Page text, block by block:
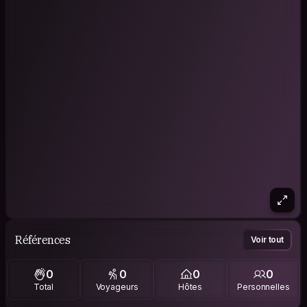
Références Voir tout
0
Total
0
Voyageurs
0
Hôtes
0
Personnelles